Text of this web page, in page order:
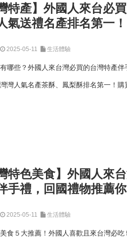
特產】外國人來台必
氣送禮名產排名第一！
2025-05-11 生活體驗
哪些？外國人來台灣必買的台灣特產
灣人氣名產茶酥、鳳梨酥排名第一！
特色美食】外國人來
手禮，回國禮物推薦你
2025-05-11 生活體驗
食５大推薦！外國人喜歡且來台灣必